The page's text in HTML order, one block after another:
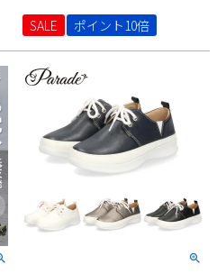
SALE
ポイント10倍